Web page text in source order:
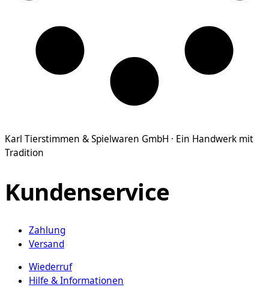
Karl Tierstimmen & Spielwaren GmbH · Ein Handwerk mit
Tradition
Kundenservice
Zahlung
Versand
Wiederruf
Hilfe & Informationen